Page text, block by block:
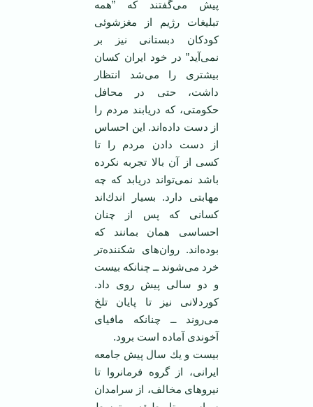
پیش می‌گفتند كه ‏‏”همه
تبلیغات رژیم از مغزشوئی
كودكان دبستانی نیز بر
نمی‌آید‏‏” در خود ایران كسان
بیشتری را می‌شد ‏انتظار
داشت، حتی در محافل
حكومتی، كه دریابند مردم را
از دست داده‌اند. این احساس
از دست دادن ‏مردم را تا
كسی از آن بالا تجربه نكرده
باشد نمی‌تواند دریابد كه چه
مهابتی دارد. بسیار اندك‌‌اند
كسانی كه ‏پس از چنان
احساسی همان بمانند كه
بوده‌اند. روان‌های شكننده‌تر
خرد می‌شوند ــ چنانكه بیست
و دو سالی ‏پیش روی داد.
كوردلانی نیز تا پایان تلخ
می‌روند ــ چنانكه مافیای
آخوندی آماده است برود.
‏بیست و یك سال پیش جامعه
ایرانی، از گروه فرمانروا تا
نیروهای مخالف، از سرامدان